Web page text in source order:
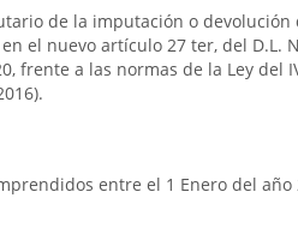
de la imputación o devolución
el nuevo artículo 27 ter, del D.L.
frente a las normas de la Ley del
entre el 1 Enero del año